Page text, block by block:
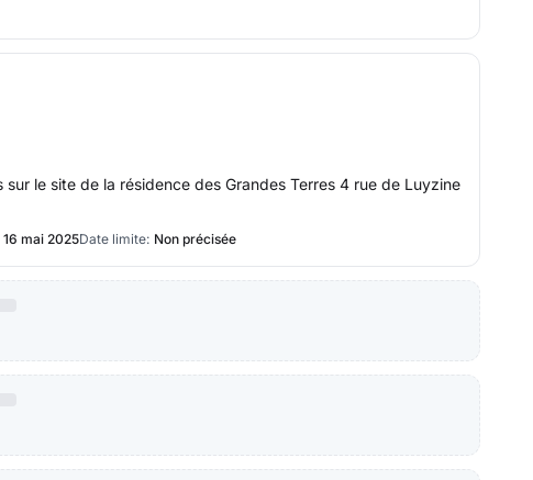
le site de la résidence des Grandes Terres 4 rue de Luyzine
16 mai 2025Date limite: Non précisée